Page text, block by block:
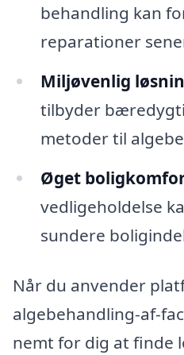
behandling kan
reparationer
Miljøvenlig
tilbyder
metoder til
Øget
vedligeholdelse
sundere
Når du anvender
algebehandling-af-
nemt for dig at finde